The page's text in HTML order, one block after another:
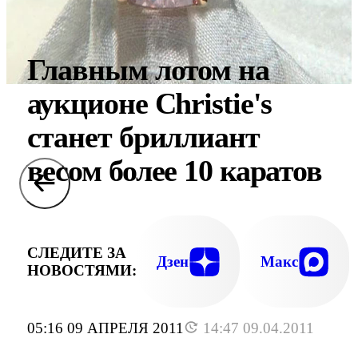
05:16 09 АПРЕЛЯ 2011
14:47 09.04.2011
Главным лотом на
аукционе Christie's
станет бриллиант
весом более 10 каратов
СЛЕДИТЕ ЗА
НОВОСТЯМИ:
Дзен Макс